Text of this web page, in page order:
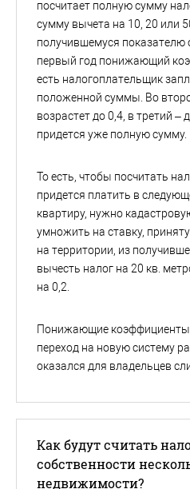
посчитает полную сумму
сумму вычета на 10, 20 или
получившемуся показателю
первый год понижающий
есть налогоплательщик
положенной суммы. Во
возрастет до 0,4, в третий –
придется уже полную сумму.
То есть, чтобы посчитать
придется платить в
квартиру, нужно
умножить на ставку,
на территории, из
вычесть налог на 20 кв.
на 0,2.
Понижающие коэффициенты
переход на новую систему
оказался для владельцев
Как будут считать
собственности
недвижимости?